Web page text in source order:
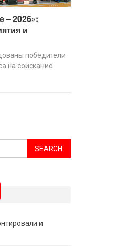
– 2026»:
и
победители
на соискание
и